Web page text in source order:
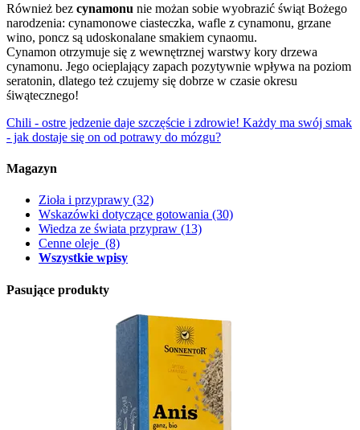
Również bez cynamonu nie możan sobie wyobrazić świąt Bożego
narodzenia: cynamonowe ciasteczka, wafle z cynamonu, grzane
wino, poncz są udoskonalane smakiem cynaomu.
Cynamon otrzymuje się z wewnętrznej warstwy kory drzewa
cynamonu. Jego ocieplający zapach pozytywnie wpływa na poziom
seratonin, dlatego też czujemy się dobrze w czasie okresu
śiwątecznego!
Chili - ostre jedzenie daje szczęście i zdrowie! Każdy ma swój smak
- jak dostaje się on od potrawy do mózgu?
Magazyn
Zioła i przyprawy (32)
Wskazówki dotyczące gotowania (30)
Wiedza ze świata przypraw (13)
Cenne oleje (8)
Wszystkie wpisy
Pasujące produkty